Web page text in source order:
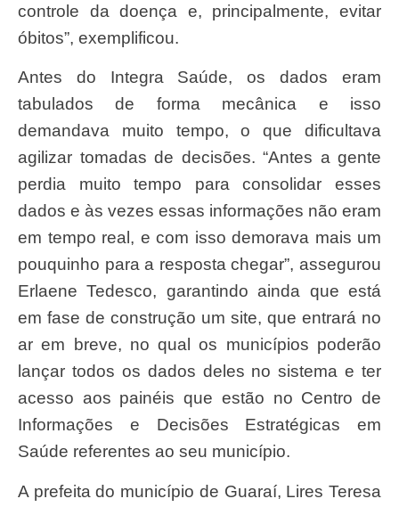
controle da doença e, principalmente, evitar
óbitos”, exemplificou.
Antes do Integra Saúde, os dados eram
tabulados de forma mecânica e isso
demandava muito tempo, o que dificultava
agilizar tomadas de decisões. “Antes a gente
perdia muito tempo para consolidar esses
dados e às vezes essas informações não eram
em tempo real, e com isso demorava mais um
pouquinho para a resposta chegar”, assegurou
Erlaene Tedesco, garantindo ainda que está
em fase de construção um site, que entrará no
ar em breve, no qual os municípios poderão
lançar todos os dados deles no sistema e ter
acesso aos painéis que estão no Centro de
Informações e Decisões Estratégicas em
Saúde referentes ao seu município.
A prefeita do município de Guaraí, Lires Teresa